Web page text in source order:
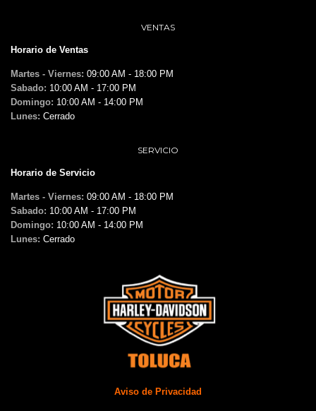
VENTAS
Horario de Ventas
Martes - Viernes: 09:00 AM - 18:00 PM
Sabado: 10:00 AM - 17:00 PM
Domingo: 10:00 AM - 14:00 PM
Lunes: Cerrado
SERVICIO
Horario de Servicio
Martes - Viernes: 09:00 AM - 18:00 PM
Sabado: 10:00 AM - 17:00 PM
Domingo: 10:00 AM - 14:00 PM
Lunes: Cerrado
Aviso de Privacidad